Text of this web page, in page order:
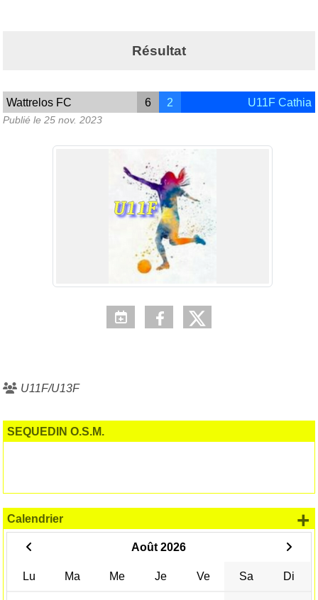
Résultat
Wattrelos FC 6 2 U11F Cathia
Publié le 25 nov. 2023
U11F/U13F
SEQUEDIN O.S.M.
Calendrier
Août 2026
Lu Ma Me Je Ve Sa Di
+